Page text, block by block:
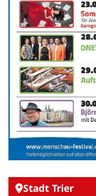
Stadt Trier